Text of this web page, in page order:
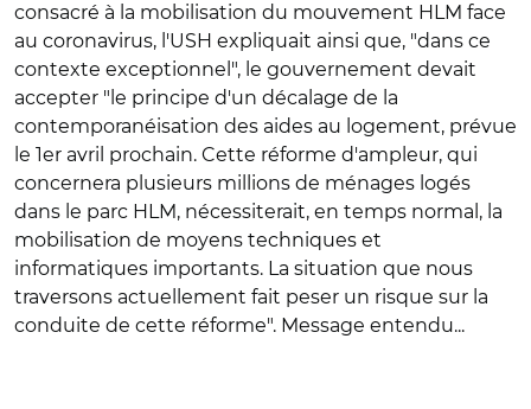
consacré à la mobilisation du mouvement HLM face
au coronavirus, l'USH expliquait ainsi que, "dans ce
contexte exceptionnel", le gouvernement devait
accepter "le principe d'un décalage de la
contemporanéisation des aides au logement, prévue
le 1er avril prochain. Cette réforme d'ampleur, qui
concernera plusieurs millions de ménages logés
dans le parc HLM, nécessiterait, en temps normal, la
mobilisation de moyens techniques et
informatiques importants. La situation que nous
traversons actuellement fait peser un risque sur la
conduite de cette réforme". Message entendu...